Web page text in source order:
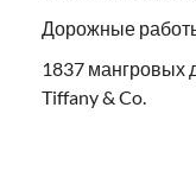
Дорожные
1837 мангровых
Tiffany & Co.